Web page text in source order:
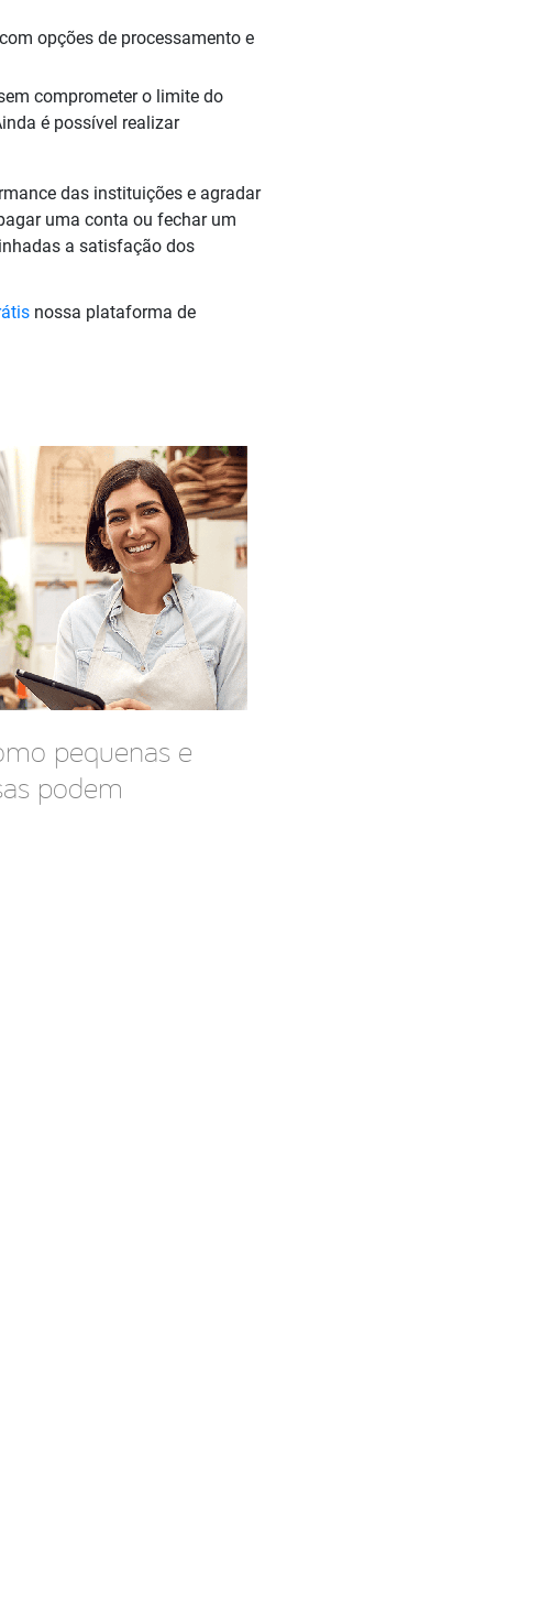
opções de processamento e
comprometer o limite do
é possível realizar
das instituições e agradar
uma conta ou fechar um
a satisfação dos
nossa plataforma de
pequenas e
podem